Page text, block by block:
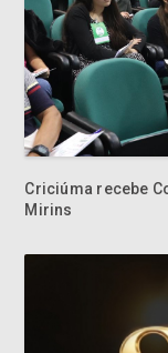
Criciúma recebe
Mirins